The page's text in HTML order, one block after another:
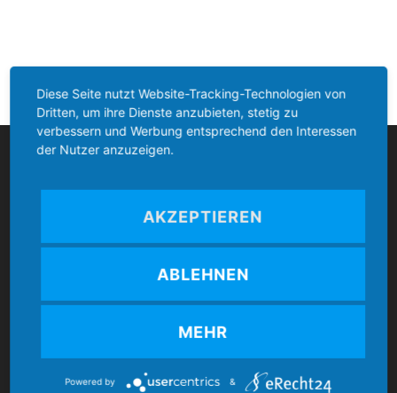
Boccia Bund Deutschland
86462 Langweid am Lech
Diese Seite nutzt Website-Tracking-Technologien von
Dritten, um ihre Dienste anzubieten, stetig zu
verbessern und Werbung entsprechend den Interessen
der Nutzer anzuzeigen.
AKZEPTIEREN
ABLEHNEN
MEHR
Powered by &